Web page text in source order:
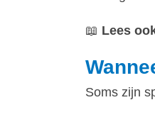
📖 Lees
Soms zijn